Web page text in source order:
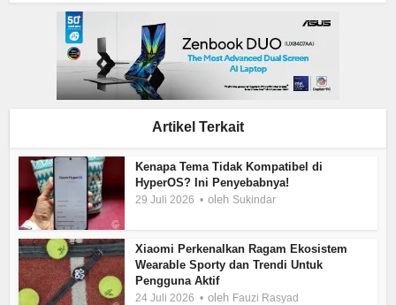
Artikel Terkait
Kenapa Tema Tidak Kompatibel di
HyperOS? Ini Penyebabnya!
29 Juli 2026 oleh Sukindar
Xiaomi Perkenalkan Ragam Ekosistem
Wearable Sporty dan Trendi Untuk
Pengguna Aktif
24 Juli 2026 oleh Fauzi Rasyad